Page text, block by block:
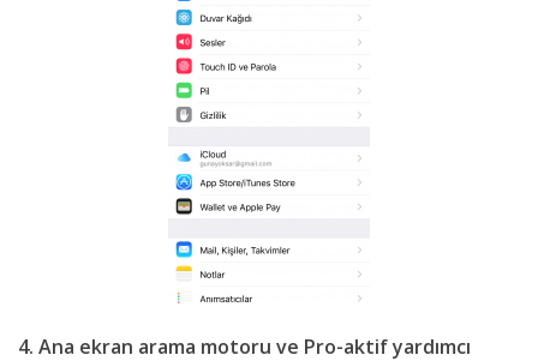
4. Ana ekran arama motoru ve Pro-aktif yardımcı